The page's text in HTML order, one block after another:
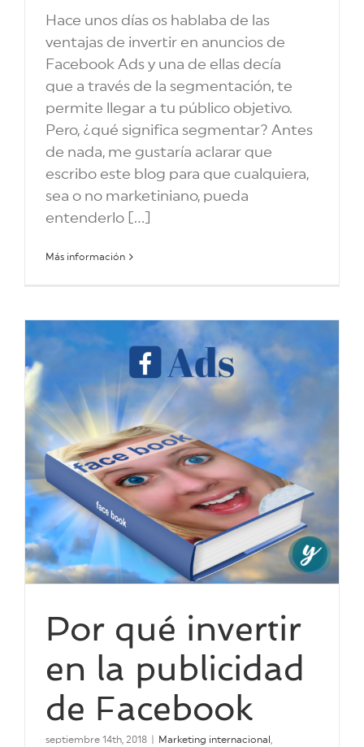
Hace unos días os hablaba de las
ventajas de invertir en anuncios de
Facebook Ads y una de ellas decía
que a través de la segmentación, te
permite llegar a tu público objetivo.
Pero, ¿qué significa segmentar? Antes
de nada, me gustaría aclarar que
escribo este blog para que cualquiera,
sea o no marketiniano, pueda
entenderlo [...]
Más información
Por qué invertir
en la publicidad
de Facebook
septiembre 14th, 2018 Marketing internacional